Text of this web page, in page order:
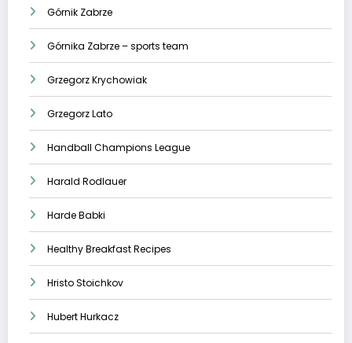
Górnik Zabrze
Górnika Zabrze – sports team
Grzegorz Krychowiak
Grzegorz Lato
Handball Champions League
Harald Rodlauer
Harde Babki
Healthy Breakfast Recipes
Hristo Stoichkov
Hubert Hurkacz